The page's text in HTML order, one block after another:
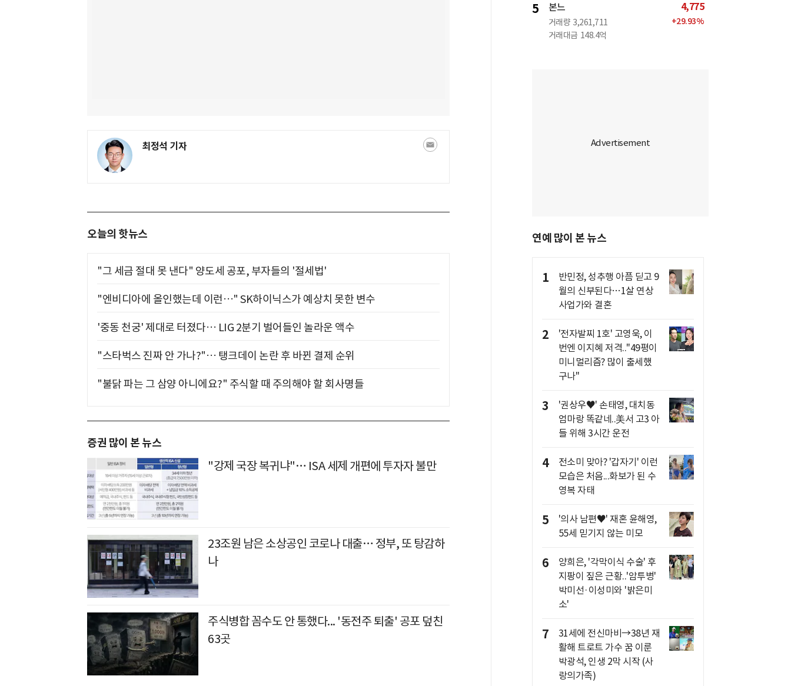
최정석 기자
오늘의 핫뉴스
"그 세금 절대 못 낸다" 양도세 공포, 부자들의 '절세법'
"엔비디아에 올인했는데 이런…" SK하이닉스가 예상치 못한 변수
'중동 천궁' 제대로 터졌다… LIG 2분기 벌어들인 놀라운 액수
"스타벅스 진짜 안 가나?"… 탱크데이 논란 후 바뀐 결제 순위
"불닭 파는 그 삼양 아니에요?" 주식할 때 주의해야 할 회사명들
증권 많이 본 뉴스
"강제 국장 복귀냐"… ISA 세제 개편에 투자자 불만
23조원 남은 소상공인 코로나 대출… 정부, 또 탕감하
나
주식병합 꼼수도 안 통했다... '동전주 퇴출' 공포 덮친
63곳
5 본느
거래량 3,261,711
거래대금 148.4억
4,775
+29.93%
연예 많이 본 뉴스
1
반민정, 성추행 아픔 딛고 9
월의 신부된다…1살 연상
사업가와 결혼
2
'전자발찌 1호' 고영욱, 이
번엔 이지혜 저격.."49평이
미니멀리즘? 많이 출세했
구나"
3
'권상우♥' 손태영, 대치동
엄마랑 똑같네..美서 고3 아
들 위해 3시간 운전
4
전소미 맞아? '갑자기' 이런
모습은 처음...화보가 된 수
영복 자태
5
'의사 남편♥' 재혼 윤해영,
55세 믿기지 않는 미모
6
양희은, '각막이식 수술' 후
지팡이 짚은 근황..'암투병'
박미선·이성미와 '밝은미
소'
7
31세에 전신마비→38년 재
활해 트로트 가수 꿈 이룬
박광석, 인생 2막 시작 (사
랑의가족)